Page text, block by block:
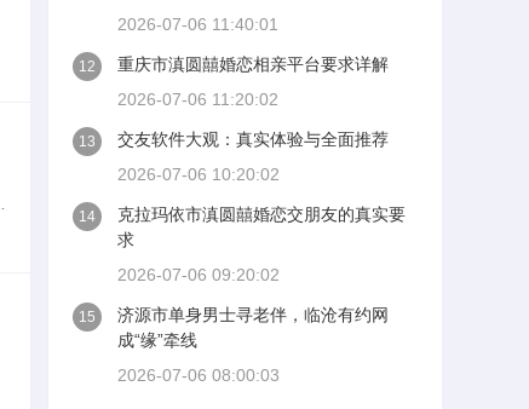
2026-07-06 11:40:01
12
重庆市滇圆囍婚恋相亲平台要求详解
2026-07-06 11:20:02
13
交友软件大观：真实体验与全面推荐
2026-07-06 10:20:02
14
克拉玛依市滇圆囍婚恋交朋友的真实要
求
2026-07-06 09:20:02
15
济源市单身男士寻老伴，临沧有约网
成“缘”牵线
2026-07-06 08:00:03